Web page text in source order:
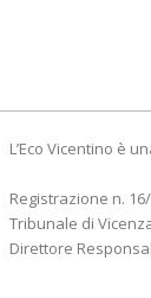
L’Eco Vicentino è
Registrazione n.
Tribunale di
Direttore